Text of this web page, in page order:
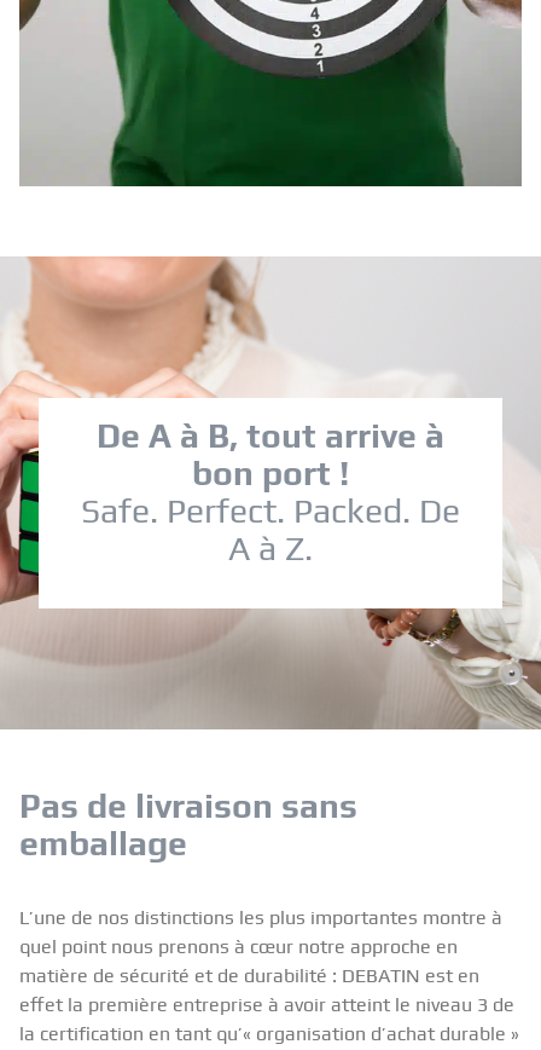
De A à B, tout arrive à
bon port !
Safe. Perfect. Packed. De
A à Z.
Pas de livraison sans
emballage
L’une de nos distinctions les plus importantes montre à
quel point nous prenons à cœur notre approche en
matière de sécurité et de durabilité : DEBATIN est en
effet la première entreprise à avoir atteint le niveau 3 de
la certification en tant qu’« organisation d’achat durable »